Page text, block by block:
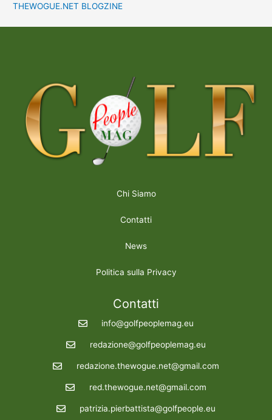
THEWOGUE.NET BLOGZINE
Chi Siamo
Contatti
News
Politica sulla Privacy
Contatti
info@golfpeoplemag.eu
redazione@golfpeoplemag.eu
redazione.thewogue.net@gmail.com
red.thewogue.net@gmail.com
patrizia.pierbattista@golfpeople.eu